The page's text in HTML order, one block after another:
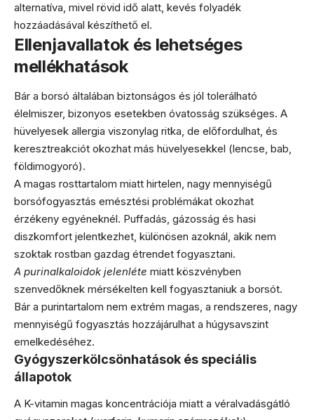
alternatíva, mivel rövid idő alatt, kevés folyadék
hozzáadásával készíthető el.
Ellenjavallatok és lehetséges
mellékhatások
Bár a borsó általában biztonságos és jól tolerálható
élelmiszer, bizonyos esetekben óvatosság szükséges. A
hüvelyesek allergia viszonylag ritka, de előfordulhat, és
keresztreakciót okozhat más hüvelyesekkel (lencse, bab,
földimogyoró).
A magas rosttartalom miatt hirtelen, nagy mennyiségű
borsófogyasztás emésztési problémákat okozhat
érzékeny egyéneknél. Puffadás, gázosság és hasi
diszkomfort jelentkezhet, különösen azoknál, akik nem
szoktak rostban gazdag étrendet fogyasztani.
A purinalkaloidok jelenléte miatt köszvényben
szenvedőknek mérsékelten kell fogyasztaniuk a borsót.
Bár a purintartalom nem extrém magas, a rendszeres, nagy
mennyiségű fogyasztás hozzájárulhat a húgysavszint
emelkedéséhez.
Gyógyszerkölcsönhatások és speciális
állapotok
A K-vitamin magas koncentrációja miatt a véralvadásgátló